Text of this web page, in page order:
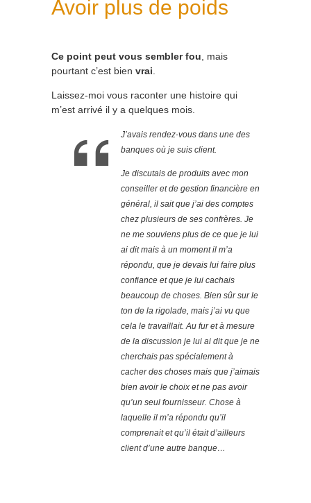
Avoir plus de poids
Ce point peut vous sembler fou , mais
pourtant c’est bien vrai
Laissez-moi vous raconter une histoire qui
m’est arrivé il y a quelques mois.
J’avais rendez-vous dans une des
banques où je suis client.
Je discutais de produits avec mon
conseiller et de gestion financière en
général, il sait que j’ai des comptes
chez plusieurs de ses confrères. Je
ne me souviens plus de ce que je lui
ai dit mais à un moment il m’a
répondu, que je devais lui faire plus
confiance et que je lui cachais
beaucoup de choses. Bien sûr sur le
ton de la rigolade, mais j’ai vu que
cela le travaillait. Au fur et à mesure
de la discussion je lui ai dit que je ne
cherchais pas spécialement à
cacher des choses mais que j’aimais
bien avoir le choix et ne pas avoir
qu’un seul fournisseur. Chose à
laquelle il m’a répondu qu’il
comprenait et qu’il était d’ailleurs
client d’une autre banque…